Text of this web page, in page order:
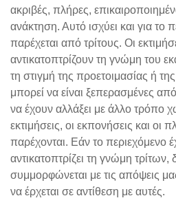
ακριβές, πλήρες,
ανάκτηση. Αυτό ισχύει και για το
παρέχεται από τρίτους. Οι
αντικατοπτρίζουν τη γνώμη του
τη στιγμή της προετοιμασίας ή
μπορεί να είναι ξεπερασμένες από
να έχουν αλλάξει με άλλο τρόπο
εκτιμήσεις, οι εκπονήσεις και οι
παρέχονται. Εάν το περιεχόμενο
αντικατοπτρίζει τη γνώμη τρίτων,
συμμορφώνεται με τις απόψεις
να έρχεται σε αντίθεση με αυτές.